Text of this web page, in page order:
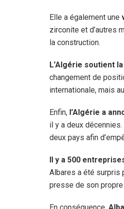
Elle a également une
zirconite et d’autres
la construction.
L’Algérie soutient
changement de
internationale, mais
Enfin, l’Algérie a
il y a deux
deux pays afin
Il y a 500
Albares a été surpris
presse de son propre